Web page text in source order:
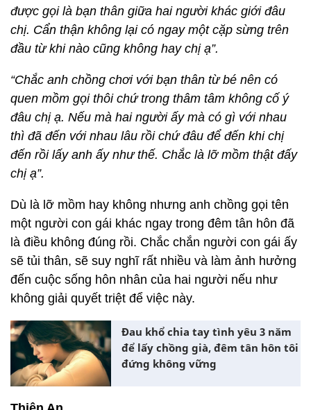
được gọi là bạn thân giữa hai người khác giới đâu
chị. Cẩn thận không lại có ngay một cặp sừng trên
đầu từ khi nào cũng không hay chị ạ”.
“Chắc anh chồng chơi với bạn thân từ bé nên có
quen mồm gọi thôi chứ trong thâm tâm không cố ý
đâu chị ạ. Nếu mà hai người ấy mà có gì với nhau
thì đã đến với nhau lâu rồi chứ đâu để đến khi chị
đến rồi lấy anh ấy như thế. Chắc là lỡ mồm thật đấy
chị ạ”.
Dù là lỡ mồm hay không nhưng anh chồng gọi tên
một người con gái khác ngay trong đêm tân hôn đã
là điều không đúng rồi. Chắc chắn người con gái ấy
sẽ tủi thân, sẽ suy nghĩ rất nhiều và làm ảnh hưởng
đến cuộc sống hôn nhân của hai người nếu như
không giải quyết triệt để việc này.
Đau khổ chia tay tình yêu 3 năm
để lấy chồng già, đêm tân hôn tôi
đứng không vững